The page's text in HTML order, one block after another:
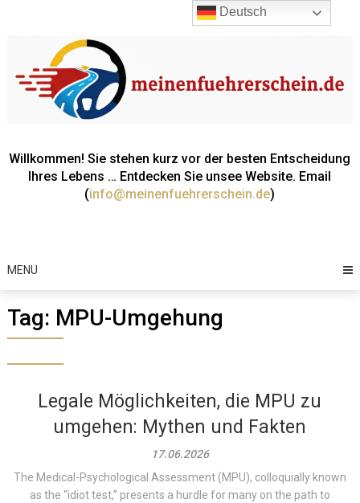
Willkommen! Sie stehen kurz vor der besten Entscheidung
Ihres Lebens … Entdecken Sie unsee Website. Email
(info@meinenfuehrerschein.de)
MENU
Tag: MPU-Umgehung
Legale Möglichkeiten, die MPU zu
umgehen: Mythen und Fakten
17.06.2026
The Medical-Psychological Assessment (MPU), colloquially known
as the “idiot test,” presents a hurdle for many on the path to
Deutsch